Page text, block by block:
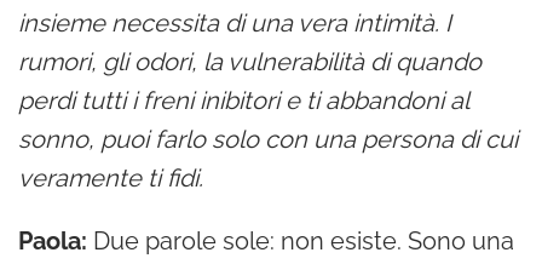
insieme necessita di una vera intimità. I
rumori, gli odori, la vulnerabilità di quando
perdi tutti i freni inibitori e ti abbandoni al
sonno, puoi farlo solo con una persona di cui
veramente ti fidi.
Paola: Due parole sole: non esiste. Sono una